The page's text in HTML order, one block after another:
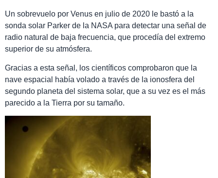
Un sobrevuelo por Venus en julio de 2020 le bastó a la
sonda solar Parker de la NASA para detectar una señal de
radio natural de baja frecuencia, que procedía del extremo
superior de su atmósfera.
Gracias a esta señal, los científicos comprobaron que la
nave espacial había volado a través de la ionosfera del
segundo planeta del sistema solar, que a su vez es el más
parecido a la Tierra por su tamaño.